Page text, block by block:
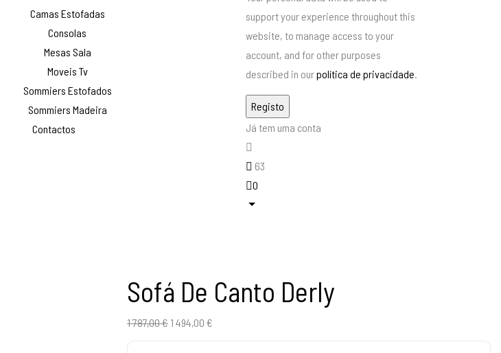
Camas Estofadas
Consolas
Mesas Sala
Moveis Tv
Sommiers Estofados
Sommiers Madeira
Contactos
support your experience throughout this
website, to manage access to your
account, and for other purposes
described in ourpolítica de privacidade.
Já tem uma conta
63
0
Sofá De Canto Derly
1 787,00€ O1 494,00 €O